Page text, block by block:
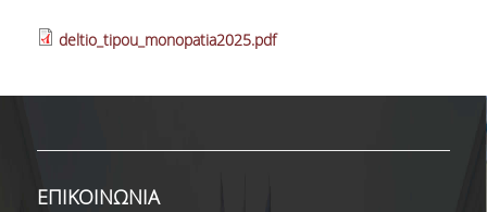
deltio_tipou_monopatia2025.pdf
ΕΠΙΚΟΙΝΩΝΙΑ